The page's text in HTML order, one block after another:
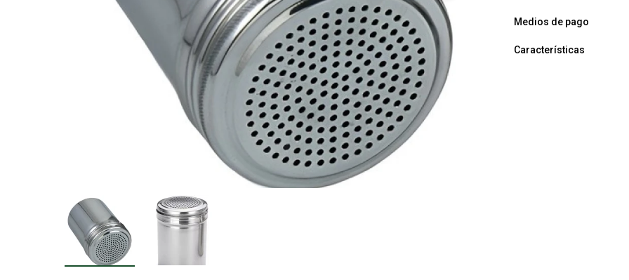
Medios de pago
Características